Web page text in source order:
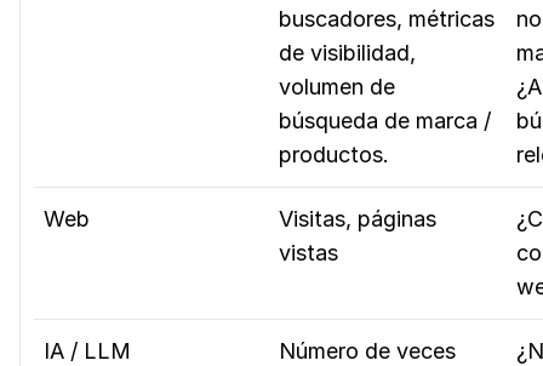
buscadores, métricas
de visibilidad,
volumen de
búsqueda de marca /
productos.
Web
Visitas, páginas
vistas
IA / LLM
Número de veces